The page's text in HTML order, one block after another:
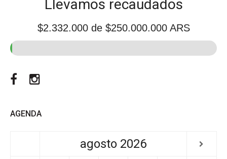
Llevamos recaudados
$2.332.000de $250.000.000 ARS
Facebook
AGENDA
agosto 2026